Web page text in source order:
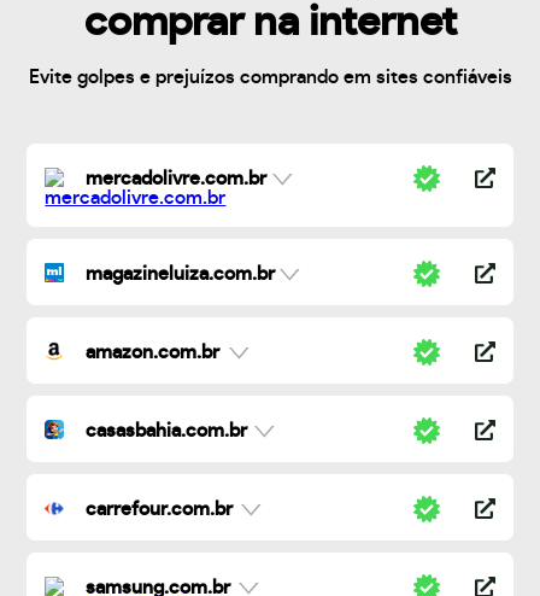
comprar na internet
Evite golpes e prejuízos comprando em sites confiáveis
mercadolivre.com.br
magazineluiza.com.br
amazon.com.br
casasbahia.com.br
carrefour.com.br
samsung.com.br